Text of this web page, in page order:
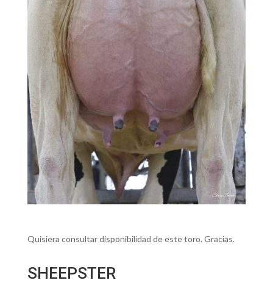
Quisiera consultar disponibilidad de este toro. Gracias.
SHEEPSTER